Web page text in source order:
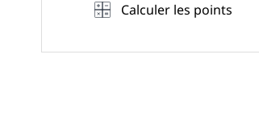
Calculer les points